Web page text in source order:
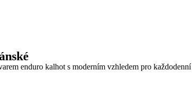
enduro kalhot s moderním vzhledem pro